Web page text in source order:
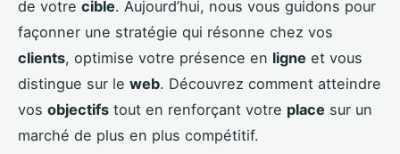
de votre cible. Aujourd’hui, nous vous guidons pour
façonner une stratégie qui résonne chez vos
clients, optimise votre présence en ligne et vous
distingue sur le web. Découvrez comment atteindre
vos objectifs tout en renforçant votre place sur un
marché de plus en plus compétitif.